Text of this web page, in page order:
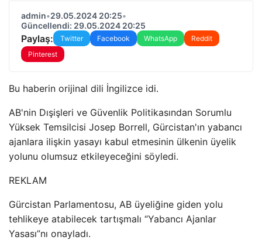
admin•29.05.2024 20:25•
Güncellendi: 29.05.2024 20:25
Paylaş: Twitter Facebook WhatsApp
Reddit
Pinterest
Bu haberin orijinal dili İngilizce idi.
AB'nin Dışişleri ve Güvenlik Politikasından Sorumlu
Yüksek Temsilcisi Josep Borrell, Gürcistan'ın yabancı
ajanlara ilişkin yasayı kabul etmesinin ülkenin üyelik
yolunu olumsuz etkileyeceğini söyledi.
REKLAM
Gürcistan Parlamentosu, AB üyeliğine giden yolu
tehlikeye atabilecek tartışmalı “Yabancı Ajanlar
Yasası”nı onayladı.